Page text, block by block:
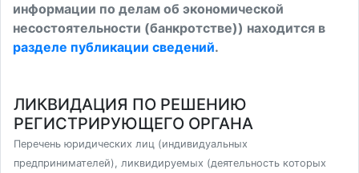
информации по делам об экономической
несостоятельности (банкротстве)) находится в
разделе публикации сведений.
ЛИКВИДАЦИЯ ПО РЕШЕНИЮ
РЕГИСТРИРУЮЩЕГО ОРГАНА
Перечень юридических лиц (индивидуальных
предпринимателей), ликвидируемых (деятельность которых